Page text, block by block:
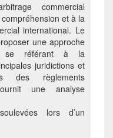
commercial
et à la
international. Le
une approche
se référant à la
juridictions et
des règlements
une analyse
lors d’un